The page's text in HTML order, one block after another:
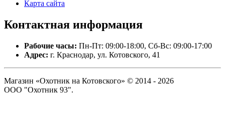
Карта сайта
Контактная информация
Рабочие часы: Пн-Пт: 09:00-18:00, Сб-Вс: 09:00-17:00
Адрес: г. Краснодар, ул. Котовского, 41
Магазин «Охотник на Котовского» © 2014 - 2026
ООО "Охотник 93".